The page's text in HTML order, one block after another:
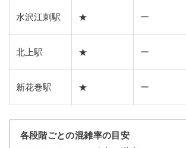
水沢江刺駅 ★ ー
北上駅 ★ ー
新花巻駅 ★ ー
各段階ごとの混雑率の目安